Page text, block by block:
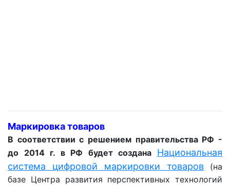
Маркировка товаров
В соответствии с решением правительства РФ -
до 2014 г. в РФ будет создана Национальная
система цифровой маркировки товаров
(на
базе Центра развития перспективных технологий